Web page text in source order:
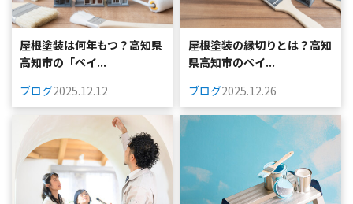
屋根塗装は何年もつ？高知県
高知市の「ペイ...
ブログ2025.12.12
屋根塗装の縁切りとは？高知
県高知市のペイ...
ブログ2025.12.26